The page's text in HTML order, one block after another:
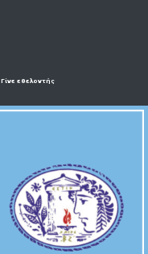
Γίνε εθελοντής